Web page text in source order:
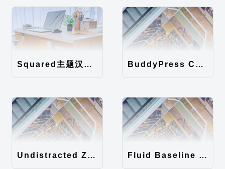
Squared主题汉化包 BuddyPress Colours主题汉化包
Undistracted Zen主题汉化包 Fluid Baseline Grid主题汉化包